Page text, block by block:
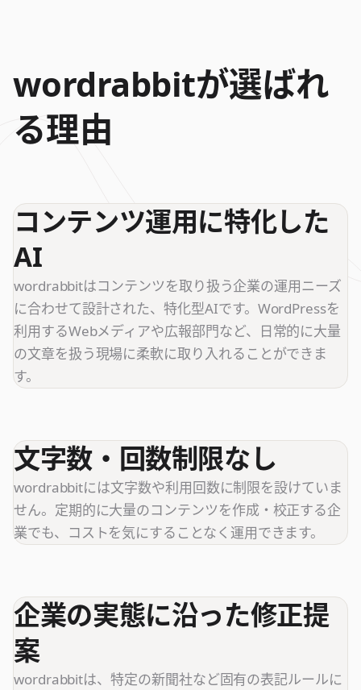
wordrabbitが選ばれ
る理由
コンテンツ運用に特化した
AI
wordrabbitはコンテンツを取り扱う企業の運用ニーズ
に合わせて設計された、特化型AIです。WordPressを
利用するWebメディアや広報部門など、日常的に大量
の文章を扱う現場に柔軟に取り入れることができま
す。
文字数・回数制限なし
wordrabbitには文字数や利用回数に制限を設けていま
せん。定期的に大量のコンテンツを作成・校正する企
業でも、コストを気にすることなく運用できます。
企業の実態に沿った修正提
案
wordrabbitは、特定の新聞社など固有の表記ルールに